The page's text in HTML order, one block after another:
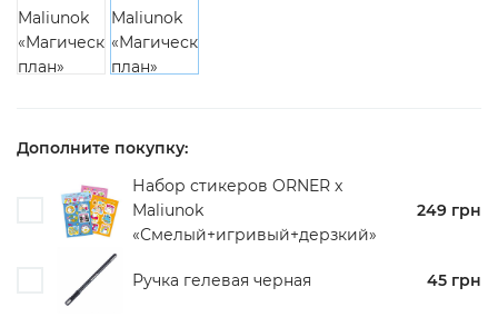
Дополните покупку:
Набор стикеров ORNER x
Maliunok
«Смелый+игривый+дерзкий»
249 грн
Ручка гелевая черная 45 грн